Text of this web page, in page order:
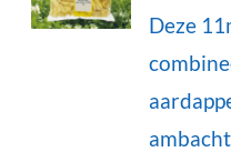
Deze